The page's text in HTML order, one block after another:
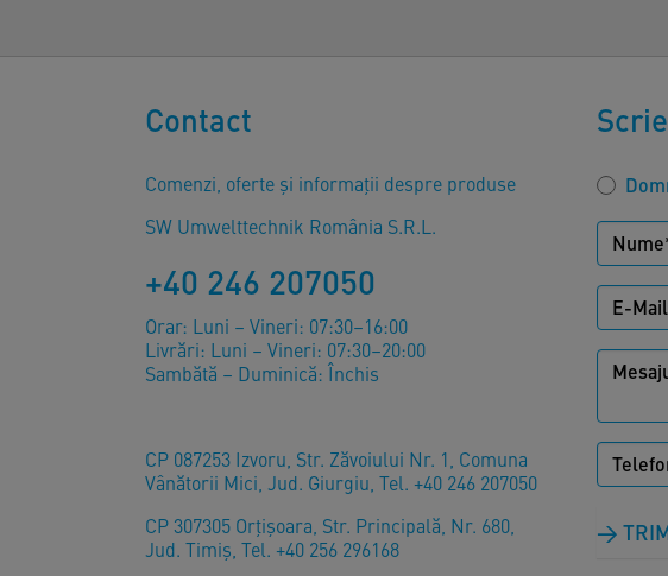
Contact
Comenzi, oferte și informații despre produse
SW Umwelttechnik România S.R.L.
+40 246 207050
Orar: Luni – Vineri: 07:30–16:00
Livrări: Luni – Vineri: 07:30–20:00
Sambătă – Duminică: Închis
CP 087253 Izvoru, Str. Zăvoiului Nr. 1, Comuna
Vânătorii Mici, Jud. Giurgiu, Tel. +40 246 207050
CP 307305 Orţişoara, Str. Principală, Nr. 680,
Jud. Timiş, Tel. +40 256 296168